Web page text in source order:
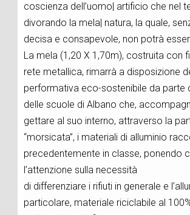
coscienza dell’uomo| artificio che nel
divorando la mela| natura, la quale,
decisa e consapevole, non potrà
La mela (1,20 X 1,70m), costruita con
rete metallica, rimarrà a disposizione
performativa eco-sostenibile da parte
delle scuole di Albano che,
gettare al suo interno, attraverso la
“morsicata”, i materiali di alluminio
precedentemente in classe, ponendo
l’attenzione sulla necessità
di differenziare i rifiuti in generale e
particolare, materiale riciclabile al